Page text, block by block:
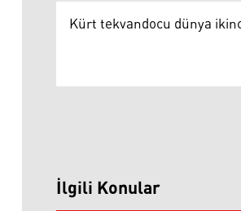
Kürt tekvandocu dünya
İlgili Konular